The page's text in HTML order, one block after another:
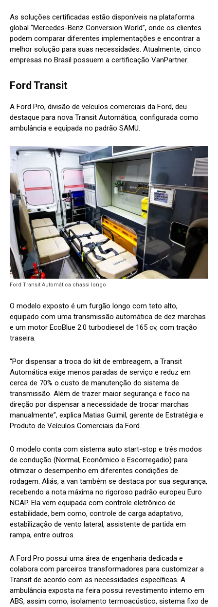
As soluções certificadas estão disponíveis na plataforma
global “Mercedes-Benz Conversion World”, onde os clientes
podem comparar diferentes implementações e encontrar a
melhor solução para suas necessidades. Atualmente, cinco
empresas no Brasil possuem a certificação VanPartner.
Ford Transit
A Ford Pro, divisão de veículos comerciais da Ford, deu
destaque para nova Transit Automática, configurada como
ambulância e equipada no padrão SAMU.
Ford Transit Automática chassi longo
O modelo exposto é um furgão longo com teto alto,
equipado com uma transmissão automática de dez marchas
e um motor EcoBlue 2.0 turbodiesel de 165 cv, com tração
traseira.
“Por dispensar a troca do kit de embreagem, a Transit
Automática exige menos paradas de serviço e reduz em
cerca de 70% o custo de manutenção do sistema de
transmissão. Além de trazer maior segurança e foco na
direção por dispensar a necessidade de trocar marchas
manualmente”, explica Matias Guimil, gerente de Estratégia e
Produto de Veículos Comerciais da Ford.
O modelo conta com sistema auto start-stop e três modos
de condução (Normal, Econômico e Escorregadio) para
otimizar o desempenho em diferentes condições de
rodagem. Aliás, a van também se destaca por sua segurança,
recebendo a nota máxima no rigoroso padrão europeu Euro
NCAP. Ela vem equipada com controle eletrônico de
estabilidade, bem como, controle de carga adaptativo,
estabilização de vento lateral, assistente de partida em
rampa, entre outros.
A Ford Pro possui uma área de engenharia dedicada e
colabora com parceiros transformadores para customizar a
Transit de acordo com as necessidades específicas. A
ambulância exposta na feira possui revestimento interno em
ABS, assim como, isolamento termoacústico, sistema fixo de